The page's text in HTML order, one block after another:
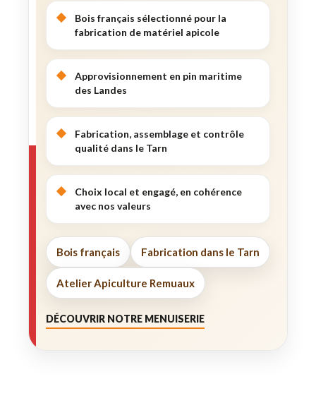
Bois français sélectionné pour la
fabrication de matériel apicole
Approvisionnement en pin maritime
des Landes
Fabrication, assemblage et contrôle
qualité dans le Tarn
Choix local et engagé, en cohérence
avec nos valeurs
Bois français Fabrication dans le Tarn
Atelier Apiculture Remuaux
DÉCOUVRIR NOTRE MENUISERIE